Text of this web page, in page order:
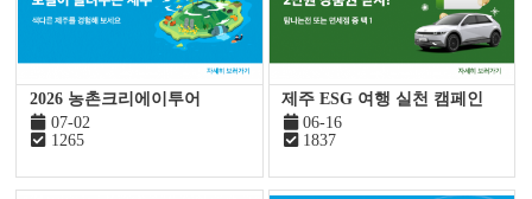
2026 농촌크리에이투어
07-02
1265
제주 ESG 여행 실천 캠페인
06-16
1837